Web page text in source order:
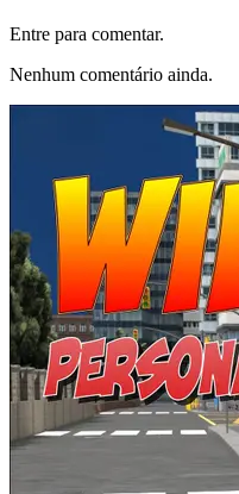
Entre para comentar.
Nenhum comentário ainda.